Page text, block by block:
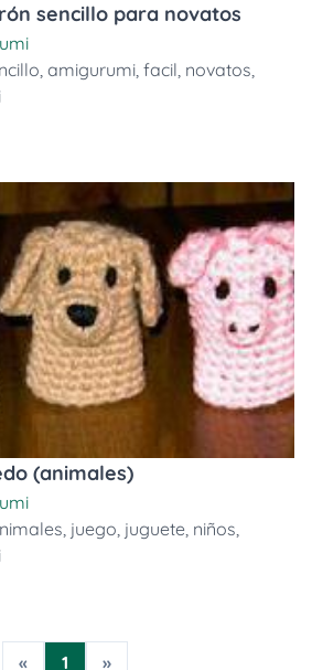
sencillo para novatos
, amigurumi, facil, novatos,
(animales)
, juego, juguete, niños,
« 1 »